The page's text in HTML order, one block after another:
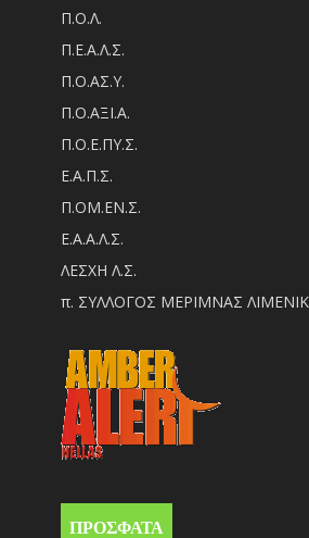
Π.Ο.Λ.
Π.Ε.Α.Λ.Σ.
Π.Ο.ΑΣ.Υ.
Π.Ο.ΑΞΙ.Α.
Π.Ο.Ε.ΠΥ.Σ.
Ε.Α.Π.Σ.
Π.ΟM.EN.Σ.
Ε.Α.Α.Λ.Σ.
ΛΕΣΧΗ Λ.Σ.
π. ΣΥΛΛΟΓΟΣ ΜΕΡΙΜΝΑΣ
ΠΡΟΣΦΑΤΑ